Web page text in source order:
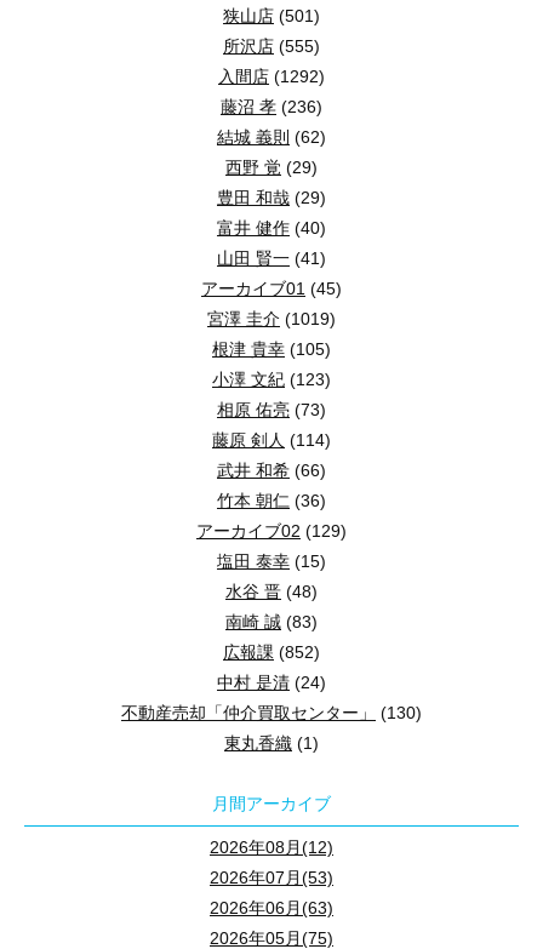
狭山店 (501)
所沢店 (555)
入間店 (1292)
藤沼 孝 (236)
結城 義則 (62)
西野 覚 (29)
豊田 和哉 (29)
富井 健作 (40)
山田 賢一 (41)
アーカイブ01 (45)
宮澤 圭介 (1019)
根津 貴幸 (105)
小澤 文紀 (123)
相原 佑亮 (73)
藤原 剣人 (114)
武井 和希 (66)
竹本 朝仁 (36)
アーカイブ02 (129)
塩田 泰幸 (15)
水谷 晋 (48)
南崎 誠 (83)
広報課 (852)
中村 是清 (24)
不動産売却「仲介買取センター」
(130)
東丸香織 (1)
月間アーカイブ
2026年08月(12)
2026年07月(53)
2026年06月(63)
2026年05月(75)